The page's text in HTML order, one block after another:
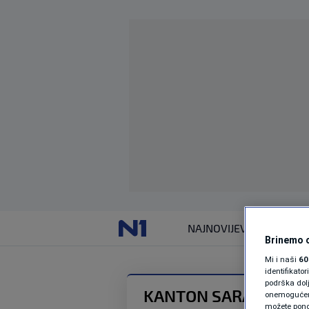
NAJNOVIJEVIJESTI
KANTON SARAJEVO
Brinemo
Mi i naši
podrška
možete